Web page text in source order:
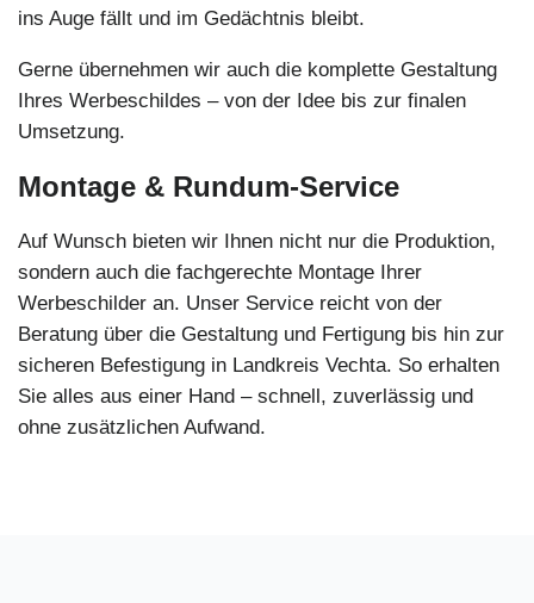
ins Auge fällt und im Gedächtnis bleibt.
Gerne übernehmen wir auch die komplette Gestaltung
Ihres Werbeschildes – von der Idee bis zur finalen
Umsetzung.
Montage & Rundum-Service
Auf Wunsch bieten wir Ihnen nicht nur die Produktion,
sondern auch die fachgerechte Montage Ihrer
Werbeschilder an. Unser Service reicht von der
Beratung über die Gestaltung und Fertigung bis hin zur
sicheren Befestigung in Landkreis Vechta. So erhalten
Sie alles aus einer Hand – schnell, zuverlässig und
ohne zusätzlichen Aufwand.